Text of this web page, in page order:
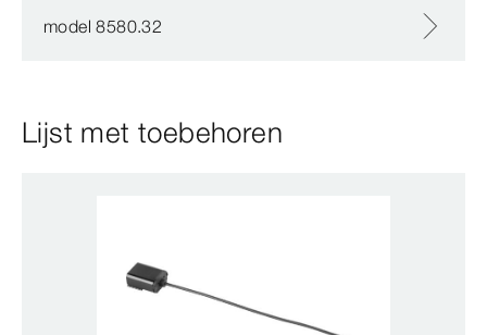
model 8580.32
Lijst met toebehoren